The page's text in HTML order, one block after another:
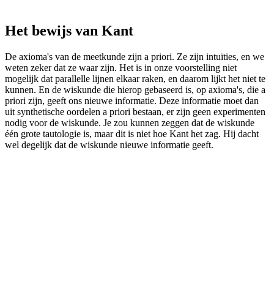
Het bewijs van Kant
De axioma's van de meetkunde zijn a priori. Ze zijn intuïties, en we
weten zeker dat ze waar zijn. Het is in onze voorstelling niet
mogelijk dat parallelle lijnen elkaar raken, en daarom lijkt het niet te
kunnen. En de wiskunde die hierop gebaseerd is, op axioma's, die a
priori zijn, geeft ons nieuwe informatie. Deze informatie moet dan
uit synthetische oordelen a priori bestaan, er zijn geen experimenten
nodig voor de wiskunde. Je zou kunnen zeggen dat de wiskunde
één grote tautologie is, maar dit is niet hoe Kant het zag. Hij dacht
wel degelijk dat de wiskunde nieuwe informatie geeft.